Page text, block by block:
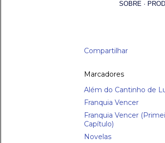
SOBRE
Compartilhar
Marcadores
Além do Cantinho de
Franquia Vencer
Franquia Vencer
Capítulo)
Novelas